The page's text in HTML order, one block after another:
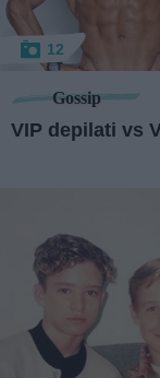
12
Gossip
VIP depilati vs